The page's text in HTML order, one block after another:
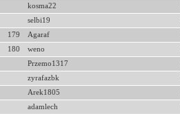
kosma22
selbi19
179
Agaraf
180
weno
Przemo1317
zyrafazbk
Arek1805
adamlech